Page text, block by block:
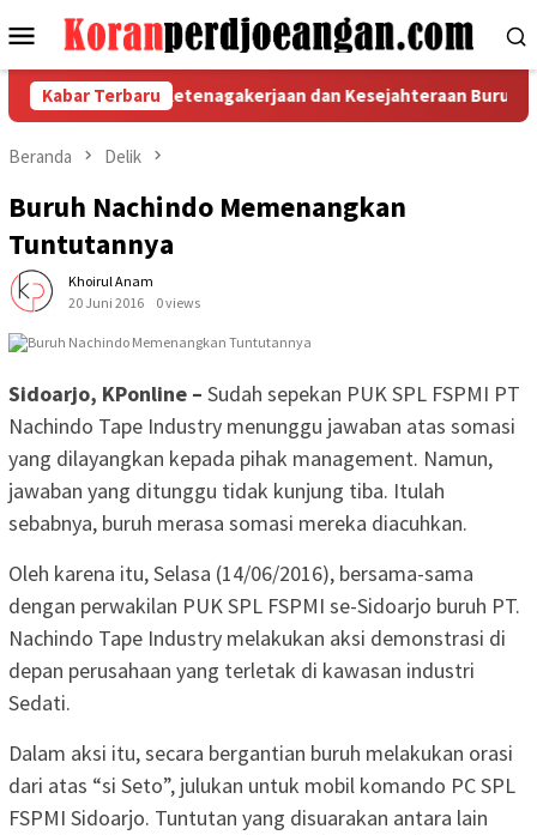
ke
Menu
Mobile
Kabar Terbaru
RI Bidang Ketenagakerjaan dan Kesejahteraan Buruh di PT
Beranda Delik
Buruh Nachindo Memenangkan
Tuntutannya
Khoirul Anam
20 Juni 2016
0 views
Sidoarjo, KPonline – Sudah sepekan PUK SPL FSPMI PT
Nachindo Tape Industry menunggu jawaban atas somasi
yang dilayangkan kepada pihak management. Namun,
jawaban yang ditunggu tidak kunjung tiba. Itulah
sebabnya, buruh merasa somasi mereka diacuhkan.
Oleh karena itu, Selasa (14/06/2016), bersama-sama
dengan perwakilan PUK SPL FSPMI se-Sidoarjo buruh PT.
Nachindo Tape Industry melakukan aksi demonstrasi di
depan perusahaan yang terletak di kawasan industri
Sedati.
Dalam aksi itu, secara bergantian buruh melakukan orasi
dari atas “si Seto”, julukan untuk mobil komando PC SPL
FSPMI Sidoarjo. Tuntutan yang disuarakan antara lain